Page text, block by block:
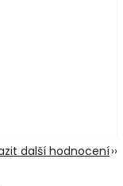
další hodnocení